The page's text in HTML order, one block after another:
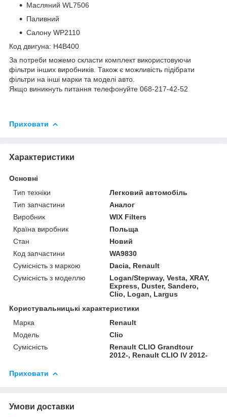
Масляний WL7506
Паливний
Салону WP2110
Код двигуна: H4B400
За потреби можемо скласти комплект використовуючи
фільтри інших виробників. Також є можливість підібрати
фільтри на інші марки та моделі авто.
Якщо виникнуть питання телефонуйте 068-217-42-52
Приховати
Характеристики
Основні
Тип техніки
Легковий автомобіль
Тип запчастини
Аналог
Виробник
WIX Filters
Країна виробник
Польща
Стан
Новий
Код запчастини
WA9830
Сумісність з маркою
Dacia, Renault
Сумісність з моделлю
Logan/Stepway, Vesta, XRAY,
Express, Duster, Sandero,
Clio, Logan, Largus
Користувальницькі характеристики
Марка
Renault
Модель
Clio
Сумісність
Renault CLIO Grandtour
2012-, Renault CLIO IV 2012-
Приховати
Умови доставки